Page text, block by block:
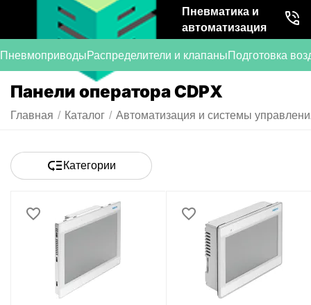
Пневматика и
автоматизация
ПневмоприводыРаспределители и клапаныПодготовка
Панели оператора CDPX
Главная / Каталог / Автоматизация и системы
Категории